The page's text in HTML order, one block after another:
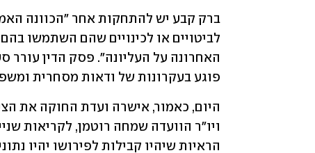
פוגע בעקרונות של ודאות מסחרית